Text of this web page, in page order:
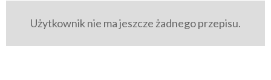
Użytkownik nie ma jeszcze żadnego przepisu.